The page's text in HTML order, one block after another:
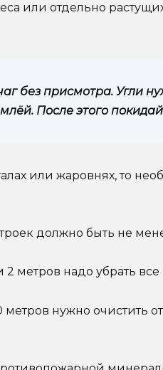
или отдельно
без присмотра. Угли
После этого
или жаровнях, то
должно быть не
2 метров надо убрать
нужно очистить